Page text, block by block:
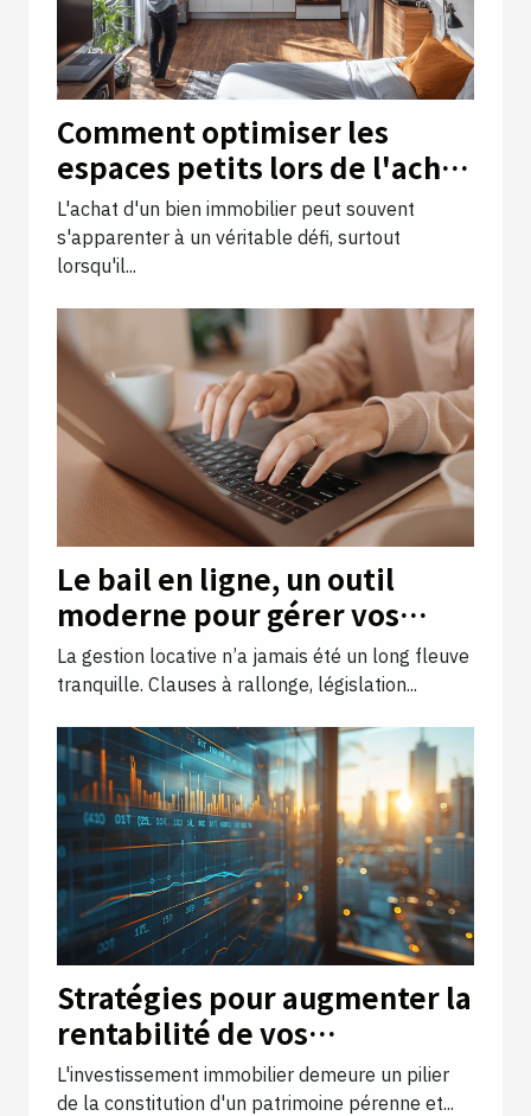
Comment optimiser les
espaces petits lors de l'achat
d'un bien immobilier
L'achat d'un bien immobilier peut souvent
s'apparenter à un véritable défi, surtout
lorsqu'il...
Le bail en ligne, un outil
moderne pour gérer vos
locations efficacement
La gestion locative n’a jamais été un long fleuve
tranquille. Clauses à rallonge, législation...
Stratégies pour augmenter la
rentabilité de vos
investissements immobiliers
L'investissement immobilier demeure un pilier
de la constitution d'un patrimoine pérenne et...